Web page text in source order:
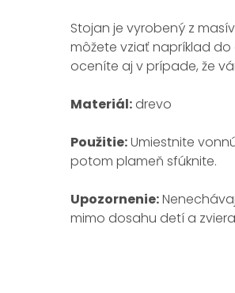
Stojan je vyrobený z
môžete vziať napríklad do
oceníte aj v prípade, že
Materiál: drevo
Použitie:Umiestnite
potom plameň sfúknite.
Upozornenie:
mimo dosahu detí a